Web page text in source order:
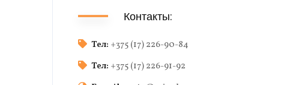
Контакты:
Тел: +375 (17) 226-90-84
Тел: +375 (17) 226-91-92